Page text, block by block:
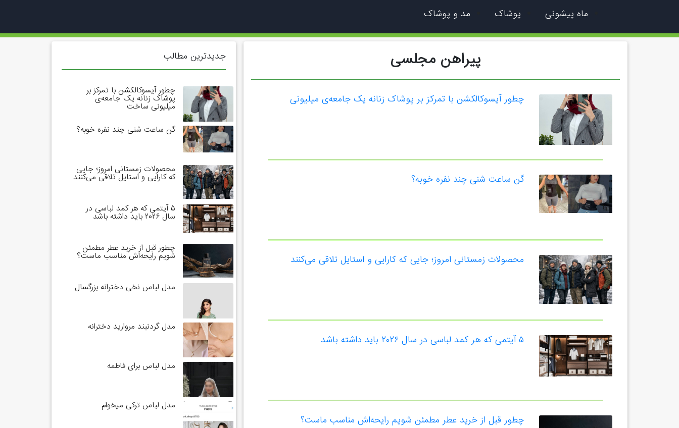
ماه پیشونی پوشاک مد و پوشاک
پیراهن مجلسی
چطور آیسوکالکشن با تمرکز بر پوشاک زنانه یک جامعه‌ی میلیونی
ساخت
گن ساعت شنی چند نفره خوبه؟
محصولات زمستانی امروز؛ جایی که کارایی و استایل تلاقی می‌کنند
۵ آیتمی که هر کمد لباسی در سال ۲۰۲۶ باید داشته باشد
چطور قبل از خرید عطر مطمئن شویم رایحه‌اش مناسب ماست؟
جدیدترین مطالب
چطور آیسوکالکشن با تمرکز بر
پوشاک زنانه یک جامعه‌ی
میلیونی ساخت
گن ساعت شنی چند نفره خوبه؟
محصولات زمستانی امروز؛ جایی
که کارایی و استایل تلاقی می‌کنند
۵ آیتمی که هر کمد لباسی در
سال ۲۰۲۶ باید داشته باشد
چطور قبل از خرید عطر مطمئن
شویم رایحه‌اش مناسب ماست؟
مدل لباس نخی دخترانه بزرگسال
مدل گردنبند مروارید دخترانه
مدل لباس برای فاطمه
مدل لباس ترکی میخوام